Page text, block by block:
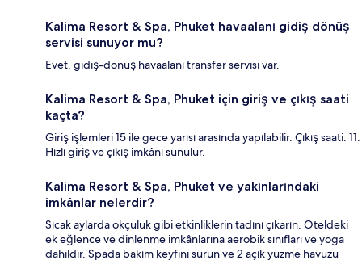
Kalima Resort & Spa, Phuket havaalanı gidiş dönüş
servisi sunuyor mu?
Evet, gidiş-dönüş havaalanı transfer servisi var.
Kalima Resort & Spa, Phuket için giriş ve çıkış saati
kaçta?
Giriş işlemleri 15 ile gece yarısı arasında yapılabilir. Çıkış saati: 11.
Hızlı giriş ve çıkış imkânı sunulur.
Kalima Resort & Spa, Phuket ve yakınlarındaki
imkânlar nelerdir?
Sıcak aylarda okçuluk gibi etkinliklerin tadını çıkarın. Oteldeki
ek eğlence ve dinlenme imkânlarına aerobik sınıfları ve yoga
dahildir. Spada bakım keyfini sürün ve 2 açık yüzme havuzu